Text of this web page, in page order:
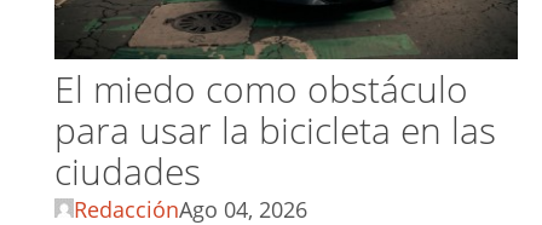
El miedo como obstáculo
para usar la bicicleta en las
ciudades
RedacciónAgo 04, 2026